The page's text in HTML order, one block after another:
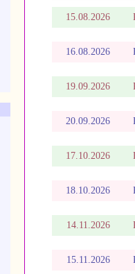
15.08.2026
16.08.2026
19.09.2026
20.09.2026
17.10.2026
18.10.2026
14.11.2026
15.11.2026